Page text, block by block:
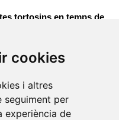
cookies
i altres
seguiment per
experiència de
tortosins en temps de
les condicions
del món artístic
permetre l’aparició de les